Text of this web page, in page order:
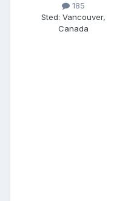
185
Sted: Vancouver,
Canada